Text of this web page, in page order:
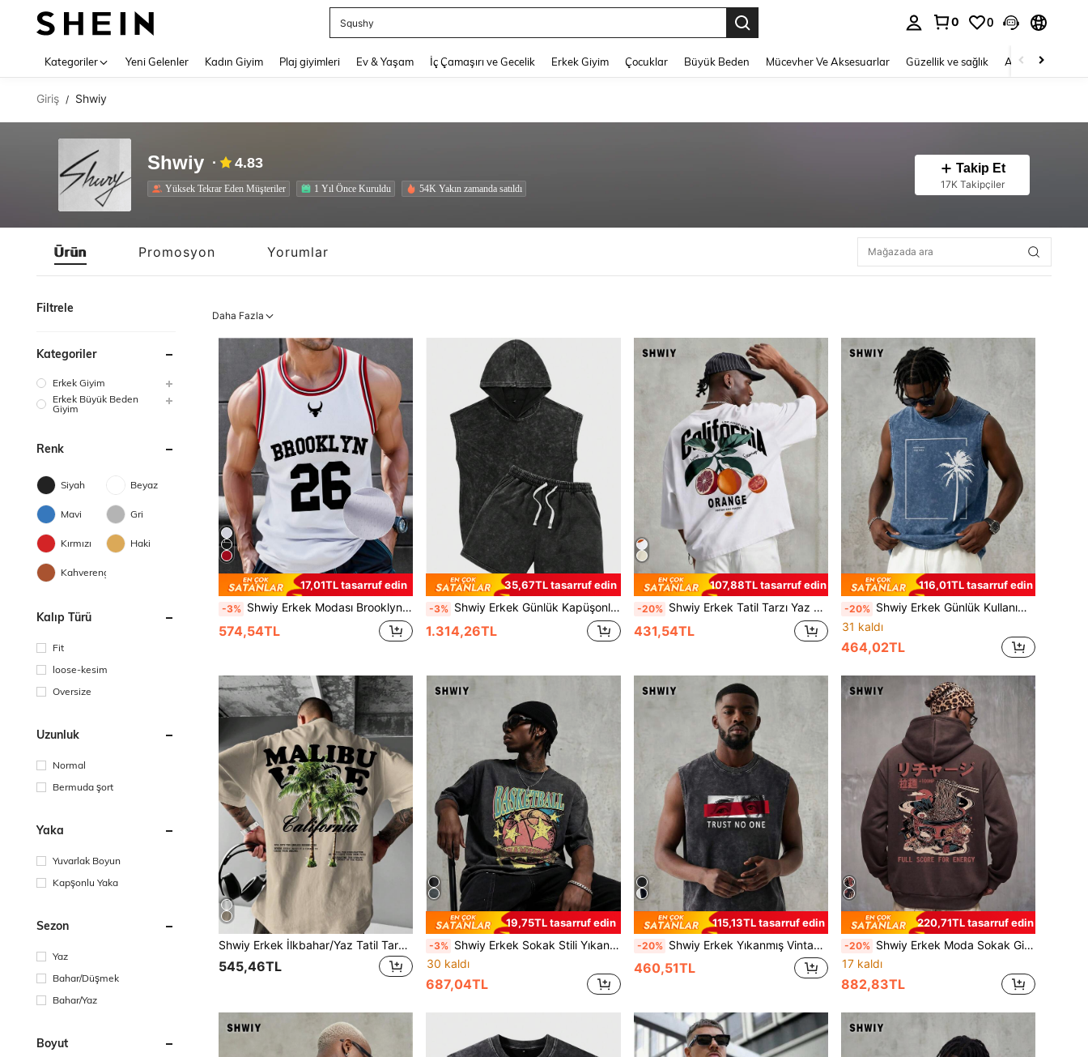
Squshy
0 0
Kategoriler Yeni Gelenler Kadın Giyim Plaj giyimleri Ev & Yaşam İç Çamaşırı ve Gecelik Erkek Giyim Çocuklar Büyük Beden Mücevher Ve Aksesuarlar Güzellik ve sağlık Ayakkabı
Giriş / Shwiy
Shwiy 4.83
Yüksek Tekrar Eden Müşteriler 1 Yıl Önce Kuruldu 54K Yakın zamanda satıldı
Takip Et
17K Takipçiler
Ürün Promosyon Yorumlar
Filtrele
Kategoriler
Erkek Giyim
Erkek Büyük Beden
Giyim
Renk
Siyah Beyaz
Mavi Gri
Kırmızı Haki
Kahverengi
Kalıp Türü
Fit
loose-kesim
Oversize
Uzunluk
Normal
Bermuda şort
Yaka
Yuvarlak Boyun
Kapşonlu Yaka
Sezon
Yaz
Bahar/Düşmek
Bahar/Yaz
Boyut
Daha Fazla
17,01TL tasarruf edin
-3% Shwiy Erkek Modası Brooklyn Baskılı Basketbol Takımı 26 Numaralı Düz Renk Yama Desenli Yuvarlak Yaka Kolsuz Günlük Basketbol Forması, İlkbahar/Yaz
574,54TL
35,67TL tasarruf edin
-3% Shwiy Erkek Günlük Kapüşonlu Kolsuz Yıkanmış Vintage Görünümlü Siyah Bol Kesim Yelek ve Şort 2 Parça Takım, İlkbahar/Yaz İçin Çok Yönlü Kombin, Siyah Kolsuz Yelek ve Diz Boyu Şort Çok Parçalı Takım Günlük Giyim ve Sokak Modası İçin Uygundur
1.314,26TL
107,88TL tasarruf edin
-20% Shwiy Erkek Tatil Tarzı Yaz Meyveleri Temalı Bölgesel Özellikli Slim Fit Kısa Kollu Los Angeles Minimalist Baskılı Turunçgil Desenli Hafif Günlük Tişört, İlkbahar ve Yaz Günlük Giyim İçin Uygundur
431,54TL
116,01TL tasarruf edin
-20% Shwiy Erkek Günlük Kullanım İçin Uygun, Yıkanmış Vintage Görünümlü, Palmiye Ağacı Baskılı, Kolsuz Atlet
31 kaldı
464,02TL
Shwiy Erkek İlkbahar/Yaz Tatil Tarzı Palmiye Ağacı Baskılı Kayısı Rengi Günlük Kısa Kollu Tişört, Kaliforniya ve Hindistan Cevizi Ağacı Grafikleriyle, Günlük Rahat Giyime Uygun, Erkek Arkadaşa Hediye
545,46TL
19,75TL tasarruf edin
-3% Shwiy Erkek Sokak Stili Yıkanmış Siyah Kısa Kollu Tişört, Basketbol ve Yıldız Grafik Baskılı, Okul Giyimi ve Hediye İçin Uygundur
30 kaldı
687,04TL
115,13TL tasarruf edin
-20% Shwiy Erkek Yıkanmış Vintage Görünümlü Günlük Kolsuz Atlet, Sade Harf ve Figür Baskılı, İlkbahar/Yaz Günlük Giyim ve Sokak Modası İçin Uygun
460,51TL
220,71TL tasarruf edin
-20% Shwiy Erkek Moda Sokak Giyim Günlük Normal Kalınlıkta İpli Cepli Ceket, Retro Ramen Baskılı Çizgi Film Harf Desenli Kapüşonlu Sweatshirt, İlkbahar ve Sonbahar İçin Uygun
17 kaldı
882,83TL